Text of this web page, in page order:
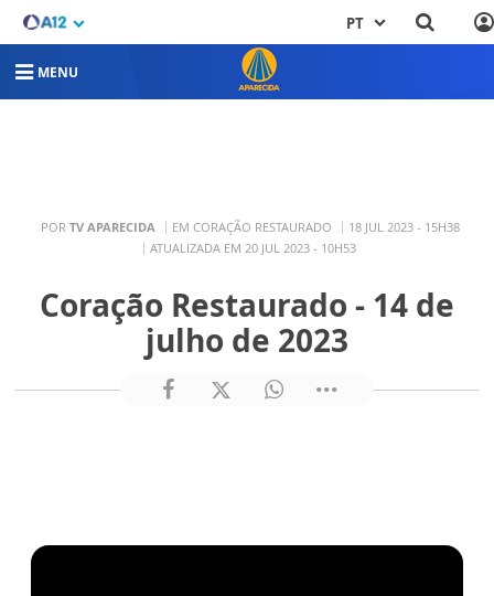
PT
MENU
POR TV APARECIDA EM CORAÇÃO RESTAURADO
18 JUL 2023 - 15H38
ATUALIZADA EM 20 JUL 2023 - 10H53
Coração Restaurado - 14 de
julho de 2023